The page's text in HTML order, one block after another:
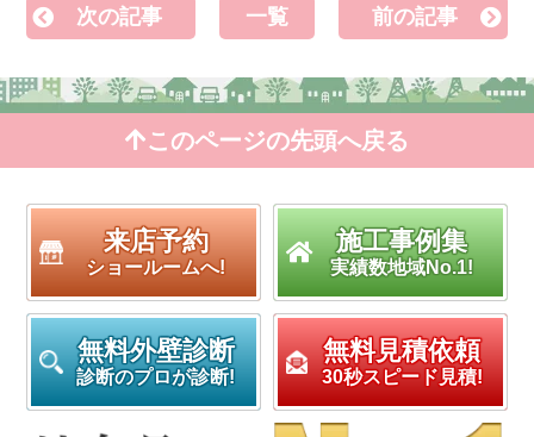
次の記事 一覧 前の記事
このページの先頭へ戻る
来店予約
ショールームへ!
施工事例集
実績数地域No.1!
無料外壁診断
診断のプロが診断!
無料見積依頼
30秒スピード見積!